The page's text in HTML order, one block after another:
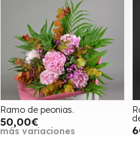
Ramo de peonias.
50,00€
más variaciones